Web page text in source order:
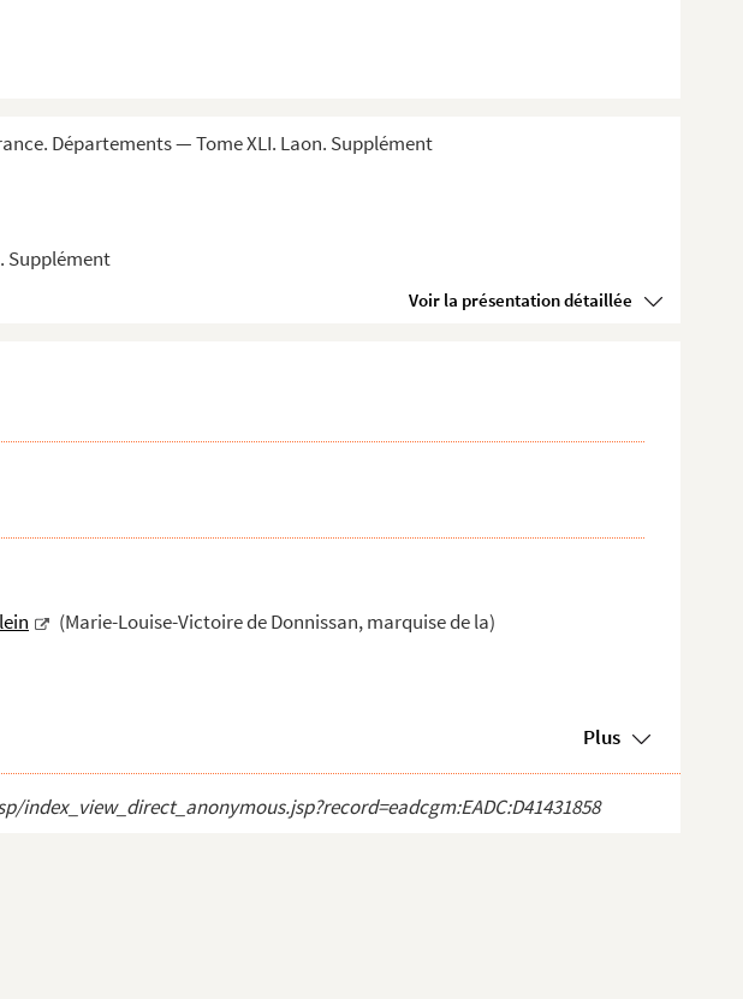
Départements — Tome XLI. Laon. Supplément
Supplément
Voir la présentation détaillée
(Marie-Louise-Victoire de Donnissan, marquise de la)
Plus